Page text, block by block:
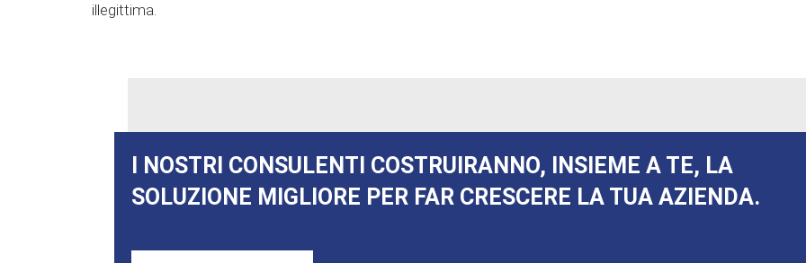
illegittima.
I NOSTRI CONSULENTI COSTRUIRANNO, INSIEME A TE, LA
SOLUZIONE MIGLIORE PER FAR CRESCERE LA TUA AZIENDA.